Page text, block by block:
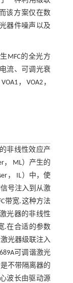
该方案仅在数
器件噪声以及
MFC的全光方
流、可调光衰
，VOA2，
非线性效应产
， ML）产生的
， IL）中，使
号注入到从激
带宽.这种方法
光器的非线性
.在合适的参数
光器级联注入
可调谐激光
不带隔离器的
波长由驱动源